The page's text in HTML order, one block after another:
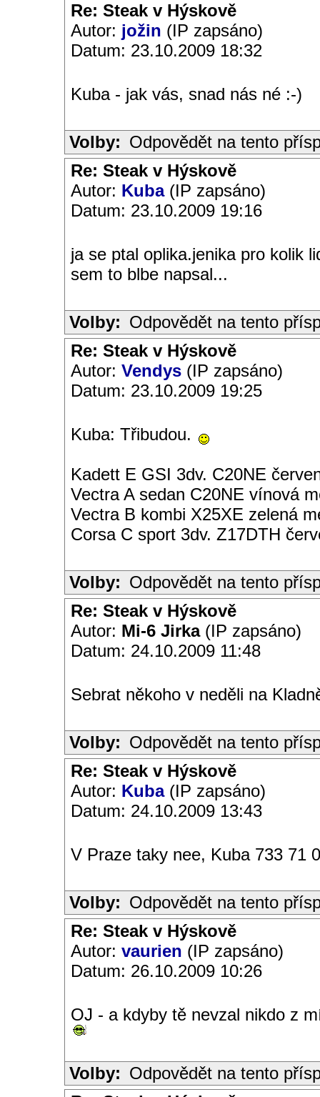
Re: Steak v Hýskově
Autor: jožin (IP zapsáno)
Datum: 23.10.2009 18:32
Kuba - jak vás, snad nás né :-)
Volby: Odpovědět na tento
Re: Steak v Hýskově
Autor: Kuba(IP zapsáno)
Datum: 23.10.2009 19:16
ja se ptal oplika.jenika pro kolik
sem to blbe napsal...
Volby: Odpovědět na tento
Re: Steak v Hýskově
Autor: Vendys (IP zapsáno)
Datum: 23.10.2009 19:25
Kuba: Třibudou.
Kadett E GSI 3dv. C20NE
Vectra A sedan C20NE vínová
Vectra B kombi X25XE zelená
Corsa C sport 3dv. Z17DTH
Volby: Odpovědět na tento
Re: Steak v Hýskově
Autor: Mi-6 Jirka(IP zapsáno)
Datum: 24.10.2009 11:48
Sebrat někoho v neděli na
Volby: Odpovědět na tento
Re: Steak v Hýskově
Autor: Kuba(IP zapsáno)
Datum: 24.10.2009 13:43
V Praze taky nee, Kuba 733 71
Volby: Odpovědět na tento
Re: Steak v Hýskově
Autor: vaurien (IP zapsáno)
Datum: 26.10.2009 10:26
OJ - a kdyby tě nevzal nikdo z
Volby: Odpovědět na tento